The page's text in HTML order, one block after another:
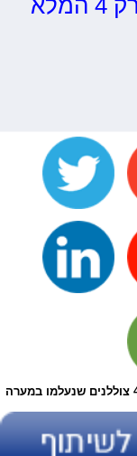
איטליה: אותרו גופותיהם של 4 צוללנים שנעלמו במערה